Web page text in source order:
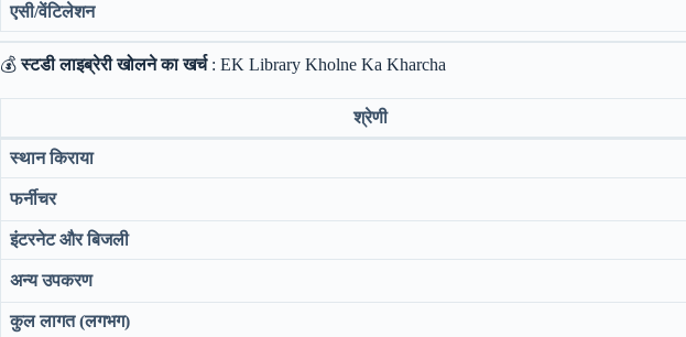
एसी/वेंटिलेशन
💰स्टडी लाइब्रेरी खोलने का खर्च: EK Library Kholne Ka Kharcha
श्रेणी
स्थान किराया
फर्नीचर
इंटरनेट और बिजली
अन्य उपकरण
कुल लागत (लगभग)